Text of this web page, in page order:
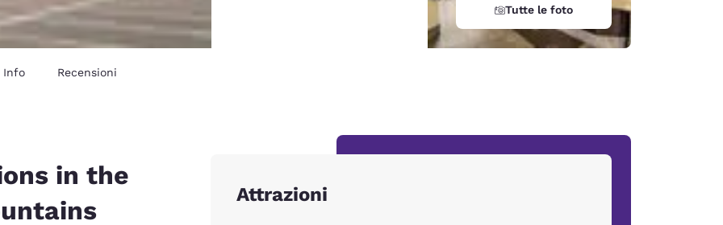
Tutte le foto
Info Recensioni
in the
Attrazioni